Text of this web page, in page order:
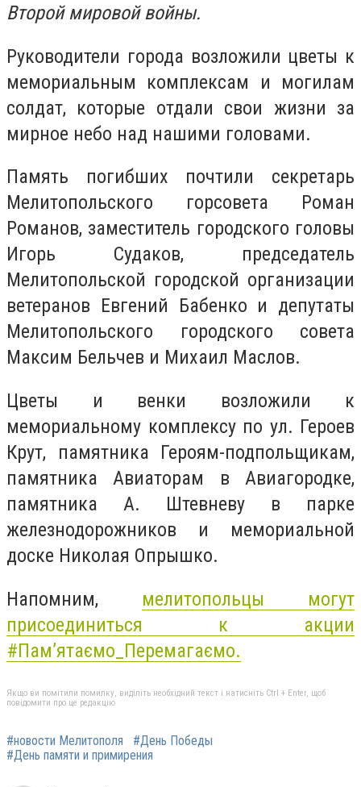
Второй мировой войны.
Руководители города возложили цветы к
мемориальным комплексам и могилам
солдат, которые отдали свои жизни за
мирное небо над нашими головами.
Память погибших почтили секретарь
Мелитопольского горсовета Роман
Романов, заместитель городского головы
Игорь Судаков, председатель
Мелитопольской городской организации
ветеранов Евгений Бабенко и депутаты
Мелитопольского городского совета
Максим Бельчев и Михаил Маслов.
Цветы и венки возложили к
мемориальному комплексу по ул. Героев
Крут, памятника Героям-подпольщикам,
памятника Авиаторам в Авиагородке,
памятника А. Штевневу в парке
железнодорожников и мемориальной
доске Николая Опрышко.
Напомним, мелитопольцы могут
присоединиться к акции
#Пам’ятаємо_Перемагаємо.
Якщо ви помітили помилку, виділіть необхідний текст і натисніть Ctrl + Enter, щоб
повідомити про це редакцію
#новости Мелитополя
#День Победы
#День памяти и примирения